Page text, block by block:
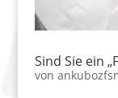
Sind Sie ein
von